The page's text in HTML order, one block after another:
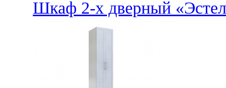
Шкаф 2-х дверный